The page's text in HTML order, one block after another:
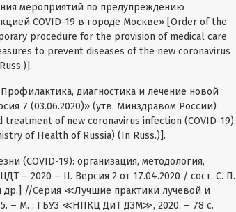
мероприятий по предупреждению
COVID-19 в городе Москве» [Order of the
procedure for the provision of medical care
to prevent diseases of the new coronavirus
диагностика и лечение новой
7 (03.06.2020)» (утв. Минздравом России)
of new coronavirus infection (COVID-19).
of Health of Russia) (In Russ.)].
(COVID-19): организация, методология,
– 2020 – II. Версия 2 от 17.04.2020 / сост. С. П.
др.] //Серия ≪Лучшие практики лучевой и
– М. : ГБУЗ ≪НПКЦ ДиТ ДЗМ≫, 2020. – 78 с.